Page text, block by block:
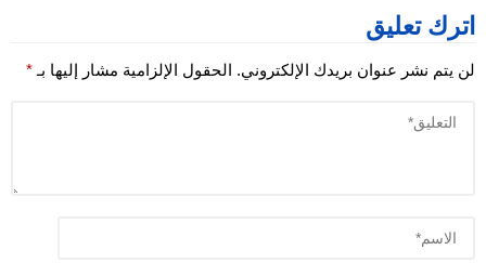
اترك تعليق
لن يتم نشر عنوان بريدك الإلكتروني. الحقول الإلزامية مشار إليها بـ *